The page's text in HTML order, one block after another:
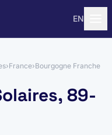
EN
›France›Bourgogne Franche
89-